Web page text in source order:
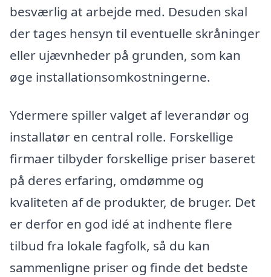
besværlig at arbejde med. Desuden skal
der tages hensyn til eventuelle skråninger
eller ujævnheder på grunden, som kan
øge installationsomkostningerne.
Ydermere spiller valget af leverandør og
installatør en central rolle. Forskellige
firmaer tilbyder forskellige priser baseret
på deres erfaring, omdømme og
kvaliteten af de produkter, de bruger. Det
er derfor en god idé at indhente flere
tilbud fra lokale fagfolk, så du kan
sammenligne priser og finde det bedste